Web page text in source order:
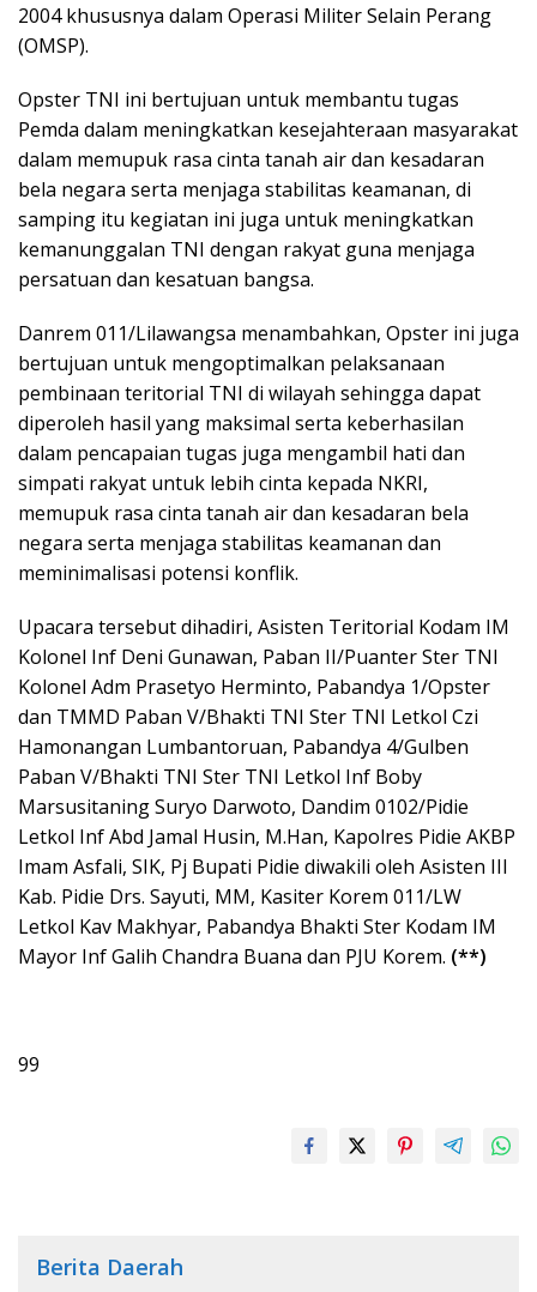
2004 khususnya dalam Operasi Militer Selain Perang
(OMSP).
Opster TNI ini bertujuan untuk membantu tugas
Pemda dalam meningkatkan kesejahteraan masyarakat
dalam memupuk rasa cinta tanah air dan kesadaran
bela negara serta menjaga stabilitas keamanan, di
samping itu kegiatan ini juga untuk meningkatkan
kemanunggalan TNI dengan rakyat guna menjaga
persatuan dan kesatuan bangsa.
Danrem 011/Lilawangsa menambahkan, Opster ini juga
bertujuan untuk mengoptimalkan pelaksanaan
pembinaan teritorial TNI di wilayah sehingga dapat
diperoleh hasil yang maksimal serta keberhasilan
dalam pencapaian tugas juga mengambil hati dan
simpati rakyat untuk lebih cinta kepada NKRI,
memupuk rasa cinta tanah air dan kesadaran bela
negara serta menjaga stabilitas keamanan dan
meminimalisasi potensi konflik.
Upacara tersebut dihadiri, Asisten Teritorial Kodam IM
Kolonel Inf Deni Gunawan, Paban II/Puanter Ster TNI
Kolonel Adm Prasetyo Herminto, Pabandya 1/Opster
dan TMMD Paban V/Bhakti TNI Ster TNI Letkol Czi
Hamonangan Lumbantoruan, Pabandya 4/Gulben
Paban V/Bhakti TNI Ster TNI Letkol Inf Boby
Marsusitaning Suryo Darwoto, Dandim 0102/Pidie
Letkol Inf Abd Jamal Husin, M.Han, Kapolres Pidie AKBP
Imam Asfali, SIK, Pj Bupati Pidie diwakili oleh Asisten III
Kab. Pidie Drs. Sayuti, MM, Kasiter Korem 011/LW
Letkol Kav Makhyar, Pabandya Bhakti Ster Kodam IM
Mayor Inf Galih Chandra Buana dan PJU Korem. (**)
99
Berita Daerah